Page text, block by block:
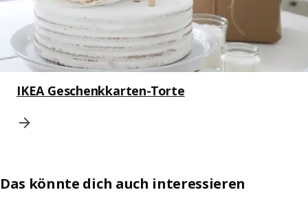
IKEA Geschenkkarten-Torte
Das könnte dich auch interessieren